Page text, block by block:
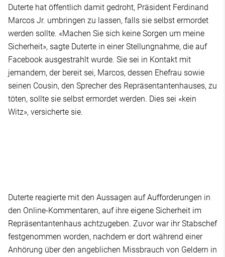
Duterte hat öffentlich damit gedroht, Präsident Ferdinand
Marcos Jr. umbringen zu lassen, falls sie selbst ermordet
werden sollte. «Machen Sie sich keine Sorgen um meine
Sicherheit», sagte Duterte in einer Stellungnahme, die auf
Facebook ausgestrahlt wurde. Sie sei in Kontakt mit
jemandem, der bereit sei, Marcos, dessen Ehefrau sowie
seinen Cousin, den Sprecher des Repräsentantenhauses, zu
töten, sollte sie selbst ermordet werden. Dies sei «kein
Witz», versicherte sie.
Duterte reagierte mit den Aussagen auf Aufforderungen in
den Online-Kommentaren, auf ihre eigene Sicherheit im
Repräsentantenhaus achtzugeben. Zuvor war ihr Stabschef
festgenommen worden, nachdem er dort während einer
Anhörung über den angeblichen Missbrauch von Geldern in